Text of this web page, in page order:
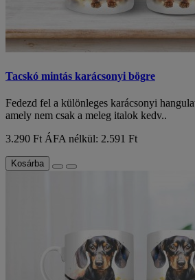
Tacskó mintás karácsonyi bögre
Fedezd fel a különleges karácsonyi
amely nem csak a meleg italok kedv..
3.290 Ft ÁFA nélkül: 2.591 Ft
Kosárba